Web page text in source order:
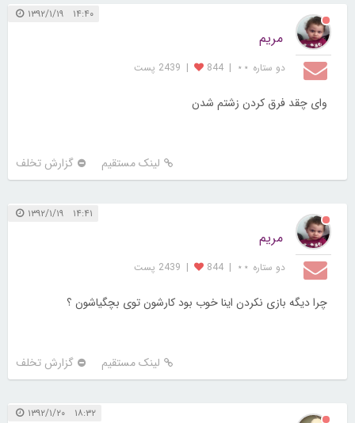
۱۴:۴۰ ۱۳۹۲/۱/۱۹
مریم
دو ستاره ⋆⋆ |
844
| 2439 پست
وای چقد فرق کردن زشتم شدن
لینک مستقیم گزارش تخلف
۱۴:۴۱ ۱۳۹۲/۱/۱۹
مریم
دو ستاره ⋆⋆ |
844
| 2439 پست
چرا دیگه بازی نکردن اینا خوب بود کارشون توی بچگیاشون ؟
لینک مستقیم گزارش تخلف
۱۸:۳۲ ۱۳۹۲/۱/۲۰